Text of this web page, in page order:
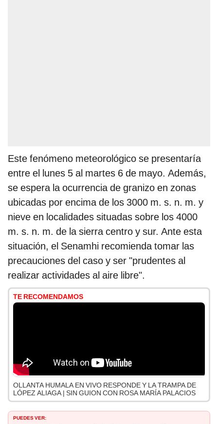
Este fenómeno meteorológico se presentaría
entre el lunes 5 al martes 6 de mayo. Además,
se espera la ocurrencia de granizo en zonas
ubicadas por encima de los 3000 m. s. n. m. y
nieve en localidades situadas sobre los 4000
m. s. n. m. de la sierra centro y sur. Ante esta
situación, el Senamhi recomienda tomar las
precauciones del caso y ser "prudentes al
realizar actividades al aire libre".
TE RECOMENDAMOS
OLLANTA HUMALA EN VIVO RESPONDE Y LA TRAMPA DE
LÓPEZ ALIAGA | SIN GUION CON ROSA MARÍA PALACIOS
PUEDES VER: